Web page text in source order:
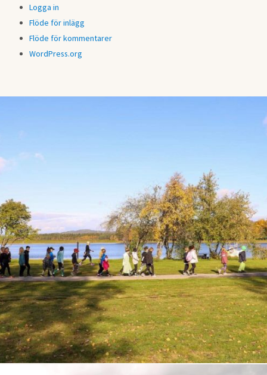
Logga in
Flöde för inlägg
Flöde för kommentarer
WordPress.org